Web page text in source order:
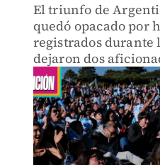
El triunfo de
quedó opacado por
registrados durante
dejaron dos
incidentes y
distintas ciudades